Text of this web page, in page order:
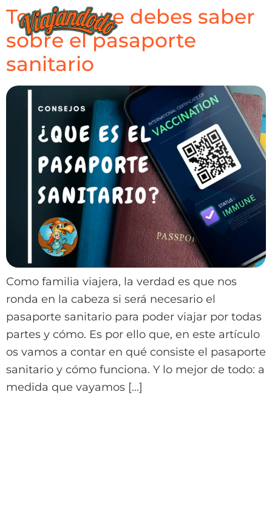
Todo lo que debes saber
sobre el pasaporte
sanitario
Como familia viajera, la verdad es que nos
ronda en la cabeza si será necesario el
pasaporte sanitario para poder viajar por todas
partes y cómo. Es por ello que, en este artículo
os vamos a contar en qué consiste el pasaporte
sanitario y cómo funciona. Y lo mejor de todo: a
medida que vayamos […]